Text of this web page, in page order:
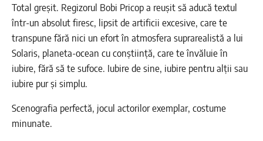
Total greșit. Regizorul Bobi Pricop a reușit să aducă textul
într-un absolut firesc, lipsit de artificii excesive, care te
transpune fără nici un efort în atmosfera suprarealistă a lui
Solaris, planeta-ocean cu conștiință, care te învăluie în
iubire, fără să te sufoce. Iubire de sine, iubire pentru alții sau
iubire pur și simplu.
Scenografia perfectă, jocul actorilor exemplar, costume
minunate.